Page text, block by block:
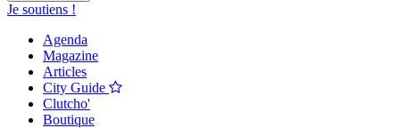
Je soutiens !
Agenda
Magazine
Articles
City Guide
Clutcho'
Boutique